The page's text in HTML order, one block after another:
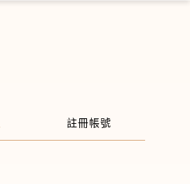
註冊帳號